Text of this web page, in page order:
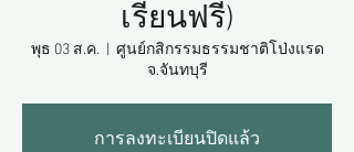
เรียนฟรี)
พุธ 03 ส.ค.
ศูนย์กสิกรรมธรรมชาติโป่งแรด
จ.จันทบุรี
การลงทะเบียนปิดแล้ว